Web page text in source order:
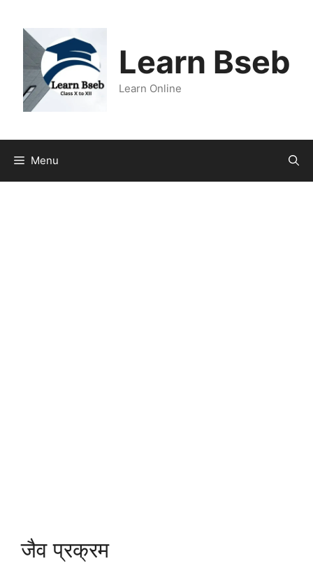
Learn Bseb
Learn Online
Menu
जैव प्रक्रम